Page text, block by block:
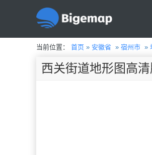
当前位置： 首页 » 安徽省 » 宿州市 »
西关街道地形图高清